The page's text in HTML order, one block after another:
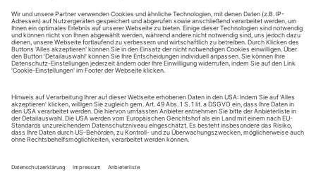
Der Mittelstand der Dinge
Schorsch Kamerun inszeniert die Uraufführung von Kathrin Rögglas
«draußen tobt die dunkelziffer» in Wien
Wenn im Theater der Vorhang hochgeht, hat das
normalerweise nichts zu bedeuten. Hier ist es ein Zeichen, das
Hoffnung machen soll: «Es geht wieder aufwärts!» Sagt
Moderator» höchstpersönlich durch seine Inszenierung von